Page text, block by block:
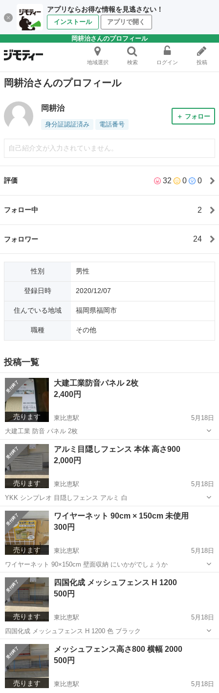
アプリならお得な情報を見逃さない！
インストール アプリで開く
岡耕治さんのプロフィール
地域選択 検索 ログイン 投稿
岡耕治さんのプロフィール
岡耕治
身分証認証済み 電話番号
＋ フォロー
自己紹介文が入力されていません。
評価 32 0 0
フォロー中 2
フォロワー 24
性別 男性
登録日時 2020/12/07
住んでいる地域 福岡県福岡市
職種 その他
投稿一覧
売ります
大建工業防音パネル 2枚
2,400円
東比恵駅
5月18日
大建工業 防音 パネル 2枚
福岡 福岡市 東比恵駅 大建工業
売ります
アルミ目隠しフェンス 本体 高さ900
2,000円
東比恵駅
5月18日
YKK シンプレオ 目隠しフェンス アルミ 白
福岡 福岡市 東比恵駅 その他
売ります
ワイヤーネット 90cm × 150cm 未使用
300円
東比恵駅
5月18日
ワイヤーネット 90×150cm 壁面収納 にいかがでしょうか
福岡 福岡市 東比恵駅
売ります
四国化成 メッシュフェンス H 1200
500円
東比恵駅
5月18日
四国化成 メッシュフェンス H 1200 色 ブラック
福岡 福岡市 その他 フェンス
売ります
メッシュフェンス高さ800 横幅 2000
500円
東比恵駅
5月18日